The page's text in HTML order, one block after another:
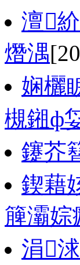
澶
熸湡
娴欐
槻鎺ф
鑳芥
鍥藉
簲灞婃
涓